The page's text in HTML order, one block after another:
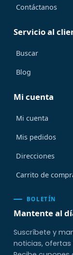
Contáctanos
Servicio al
Buscar
Blog
Mi cuenta
Mi cuenta
Mis pedidos
Direcciones
Carrito de
BOLETÍN
Mantente al
Suscríbete y
noticias, ofertas